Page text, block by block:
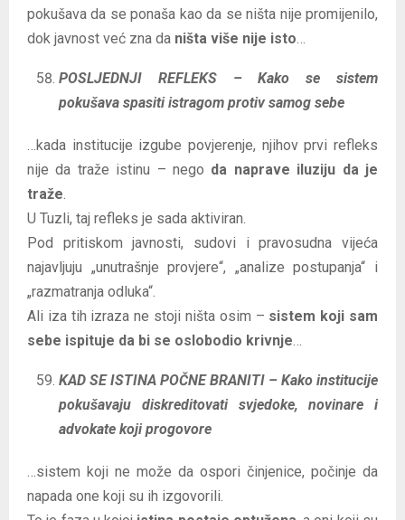
pokušava da se ponaša kao da se ništa nije promijenilo,
dok javnost već zna da ništa više nije isto…
POSLJEDNJI REFLEKS – Kako se sistem
pokušava spasiti istragom protiv samog sebe
…kada institucije izgube povjerenje, njihov prvi refleks
nije da traže istinu – nego da naprave iluziju da je
traže.
U Tuzli, taj refleks je sada aktiviran.
Pod pritiskom javnosti, sudovi i pravosudna vijeća
najavljuju „unutrašnje provjere“, „analize postupanja“ i
„razmatranja odluka“.
Ali iza tih izraza ne stoji ništa osim – sistem koji sam
sebe ispituje da bi se oslobodio krivnje…
KAD SE ISTINA POČNE BRANITI – Kako institucije
pokušavaju diskreditovati svjedoke, novinare i
advokate koji progovore
…sistem koji ne može da ospori činjenice, počinje da
napada one koji su ih izgovorili.